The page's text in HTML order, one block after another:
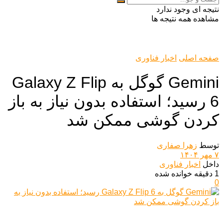
نتیجه ای وجود ندارد
مشاهده همه نتیجه ها
صفحه اصلی اخبار فناوری
Gemini گوگل به Galaxy Z Flip
6 رسید؛ استفاده بدون نیاز به باز
کردن گوشی ممکن شد
توسط زهرا صفاری
۷ مهر ۱۴۰۴
داخل اخبار فناوری
1 دقیقه خوانده شده
0